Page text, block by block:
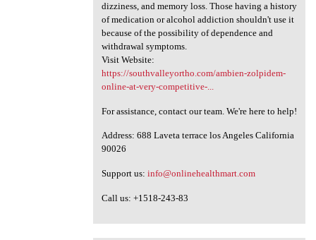
dizziness, and memory loss. Those having a history
of medication or alcohol addiction shouldn't use it
because of the possibility of dependence and
withdrawal symptoms.
Visit Website:
https://southvalleyortho.com/ambien-zolpidem-
online-at-very-competitive-...
For assistance, contact our team. We're here to help!
Address: 688 Laveta terrace los Angeles California
90026
Support us: info@onlinehealthmart.com
Call us: +1518-243-83